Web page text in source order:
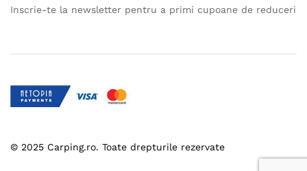
Inscrie-te la newsletter pentru a primi cupoane de reduceri
© 2025 Carping.ro. Toate drepturile rezervate